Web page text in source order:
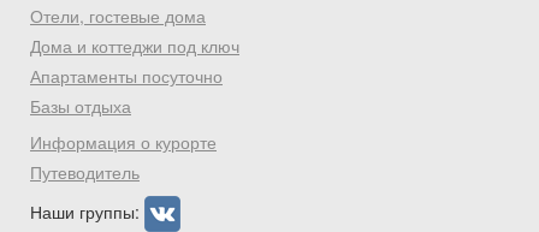
Отели, гостевые дома
Дома и коттеджи под ключ
Апартаменты посуточно
Базы отдыха
Информация о курорте
Путеводитель
Наши группы: